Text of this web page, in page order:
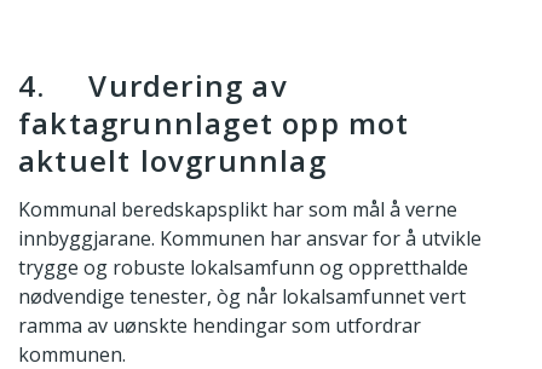
4. Vurdering av
faktagrunnlaget opp mot
aktuelt lovgrunnlag
Kommunal beredskapsplikt har som mål å verne
innbyggjarane. Kommunen har ansvar for å utvikle
trygge og robuste lokalsamfunn og oppretthalde
nødvendige tenester, òg når lokalsamfunnet vert
ramma av uønskte hendingar som utfordrar
kommunen.